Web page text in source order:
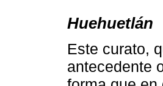
Huehuetlán
Este curato,
antecedente